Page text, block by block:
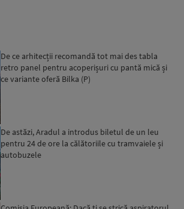
De ce arhitecții recomandă tot mai des tabla
retro panel pentru acoperișuri cu pantă mică și
ce variante oferă Bilka (P)
De astăzi, Aradul a introdus biletul de un leu
pentru 24 de ore la călătoriile cu tramvaiele și
autobuzele